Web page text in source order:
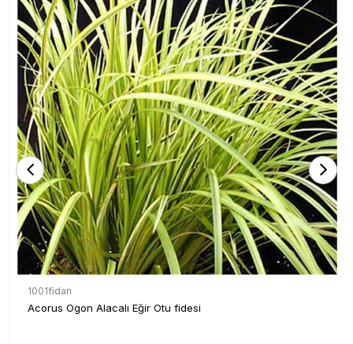
1001fidan
Acorus Ogon Alacalı Eğir Otu fidesi